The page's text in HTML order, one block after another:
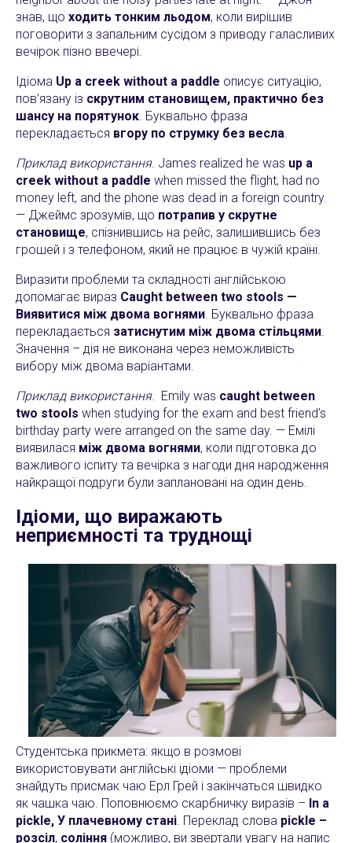
знав, що ходить тонким льодом, коли вирішив
поговорити з запальним сусідом з приводу галасливих
вечірок пізно ввечері.
Ідіома Up a creek without a paddle описує ситуацію,
пов’язану із скрутним становищем, практично без
шансу на порятунок. Буквально фраза
перекладається вгору по струмку без весла.
Приклад використання. James realized he was up a
creek without a paddle when missed the flight, had no
money left, and the phone was dead in a foreign country.
— Джеймс зрозумів, що потрапив у скрутне
становище, спізнившись на рейс, залишившись без
грошей і з телефоном, який не працює в чужій країні.
Виразити проблеми та складності англійською
допомагає вираз Caught between two stools —
Виявитися між двома вогнями. Буквально фраза
перекладається затиснутим між двома стільцями.
Значення – дія не виконана через неможливість
вибору між двома варіантами.
Приклад використання. Emily was caught between
two stools when studying for the exam and best friend’s
birthday party were arranged on the same day. — Емілі
виявилася між двома вогнями, коли підготовка до
важливого іспиту та вечірка з нагоди дня народження
найкращої подруги були заплановані на один день.
Ідіоми, що виражають
неприємності та труднощі
Студентська прикмета: якщо в розмові
використовувати англійські ідіоми — проблеми
знайдуть присмак чаю Ерл Грей і закінчаться швидко
як чашка чаю. Поповнюємо скарбничку виразів – In a
pickle, У плачевному стані. Переклад слова pickle –
розсіл, соління (можливо, ви звертали увагу на напис